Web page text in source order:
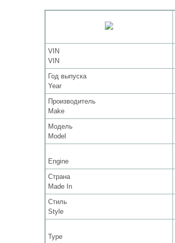
VIN
VIN
Год выпуска
Year
Производитель
Make
Модель
Model
Engine
Страна
Made In
Стиль
Style
Type